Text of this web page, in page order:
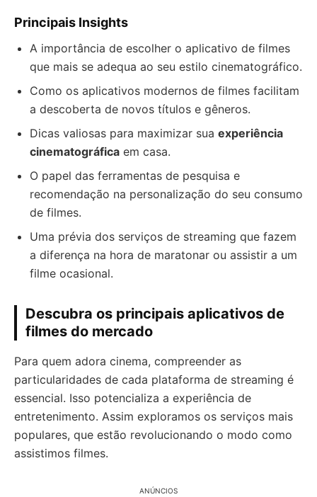
Principais Insights
A importância de escolher o aplicativo de filmes
que mais se adequa ao seu estilo cinematográfico.
Como os aplicativos modernos de filmes facilitam
a descoberta de novos títulos e gêneros.
Dicas valiosas para maximizar sua experiência
cinematográfica em casa.
O papel das ferramentas de pesquisa e
recomendação na personalização do seu consumo
de filmes.
Uma prévia dos serviços de streaming que fazem
a diferença na hora de maratonar ou assistir a um
filme ocasional.
Descubra os principais aplicativos de
filmes do mercado
Para quem adora cinema, compreender as
particularidades de cada plataforma de streaming é
essencial. Isso potencializa a experiência de
entretenimento. Assim exploramos os serviços mais
populares, que estão revolucionando o modo como
assistimos filmes.
ANÚNCIOS